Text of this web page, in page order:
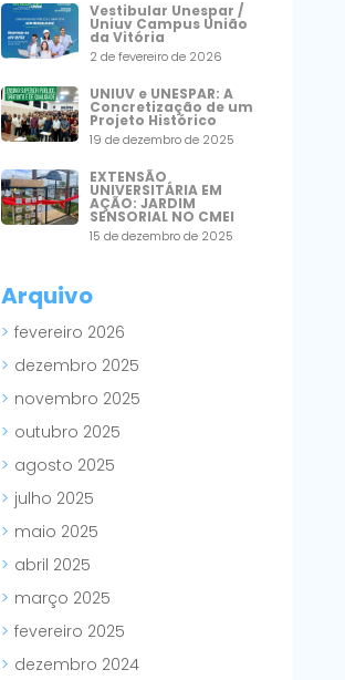
Vestibular Unespar /
Uniuv Campus União
da Vitória
2 de fevereiro de 2026
UNIUV e UNESPAR: A
Concretização de um
Projeto Histórico
19 de dezembro de 2025
EXTENSÃO
UNIVERSITÁRIA EM
AÇÃO: JARDIM
SENSORIAL NO CMEI
15 de dezembro de 2025
Arquivo
fevereiro 2026
dezembro 2025
novembro 2025
outubro 2025
agosto 2025
julho 2025
maio 2025
abril 2025
março 2025
fevereiro 2025
dezembro 2024